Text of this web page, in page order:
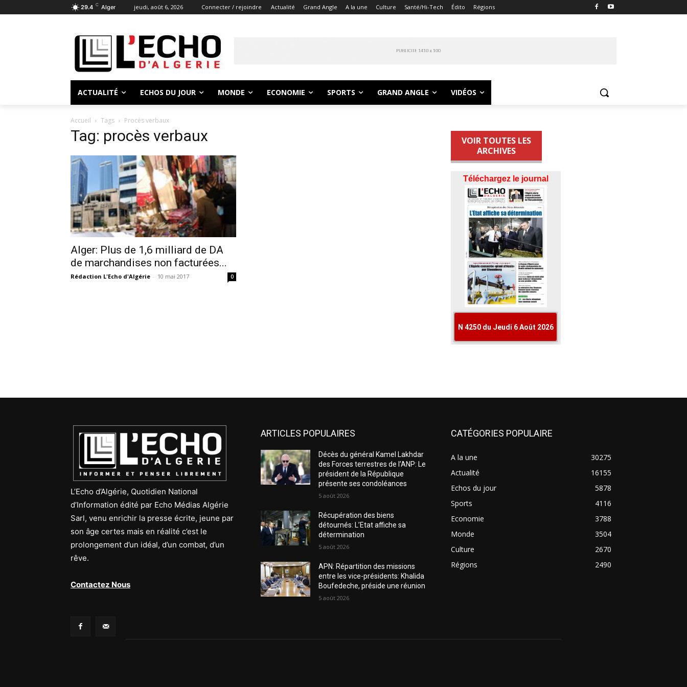
29.4 C Alger jeudi, août 6, 2026 Connecter / rejoindre Actualité Grand Angle A la une Culture Santé/Hi-Tech Édito Régions
ACTUALITÉ ECHOS DU JOUR MONDE ECONOMIE SPORTS GRAND ANGLE VIDÉOS
Accueil Tags Procès verbaux
Tag: procès verbaux
Alger: Plus de 1,6 milliard de DA
de marchandises non facturées...
Rédaction L'Echo d'Algérie - 10 mai 2017 0
VOIR TOUTES LES
ARCHIVES
L’Echo d’Algérie, Quotidien National
d’Information édité par Echo Médias Algérie
Sarl, venu enrichir la presse écrite, jeune par
son âge certes mais en réalité c’est le
prolongement d’un idéal, d’un combat, d’un
rêve.
Contactez Nous
ARTICLES POPULAIRES
Décès du général Kamel Lakhdar
des Forces terrestres de l’ANP: Le
président de la République
présente ses condoléances
5 août 2026
Récupération des biens
détournés: L’Etat affiche sa
détermination
5 août 2026
APN: Répartition des missions
entre les vice-présidents: Khalida
Boufedeche, préside une réunion
5 août 2026
CATÉGORIES POPULAIRE
A la une
30275
Actualité
16155
Echos du jour
5878
Sports
4116
Economie
3788
Monde
3504
Culture
2670
Régions
2490